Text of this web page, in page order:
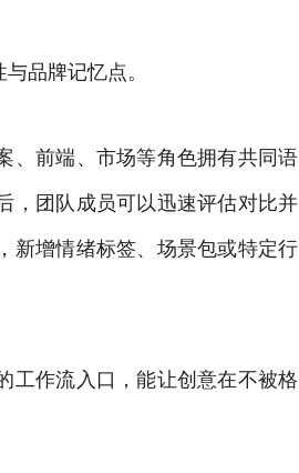
品牌记忆点。
、前端、市场等角色拥有共同语
，团队成员可以迅速评估对比并
新增情绪标签、场景包或特定行
工作流入口，能让创意在不被格